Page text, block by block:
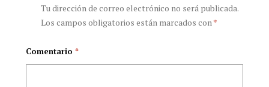
sistema de salud trastornos
Tu dirección de correo electrónico no será publicada.
Los campos obligatorios están marcados con *
Comentario *